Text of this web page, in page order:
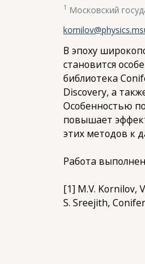
1 Московский
В эпоху
становится
библиотека
Discovery, а
Особенностью
повышает
этих методов к
Работа
[1] M.V. Kornilov,
S. Sreejith,